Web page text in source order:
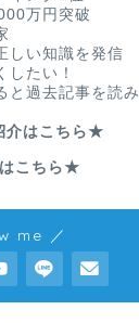
万円突破
しい知識を発信
したい！
と過去記事を読み
介はこちら★
こちら★
me ／